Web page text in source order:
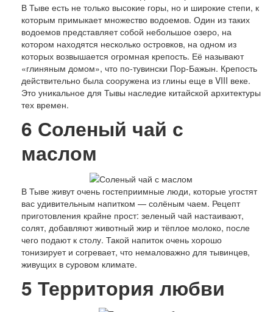
В Тыве есть не только высокие горы, но и широкие степи, к
которым примыкает множество водоемов. Один из таких
водоемов представляет собой небольшое озеро, на
котором находятся несколько островков, на одном из
которых возвышается огромная крепость. Её называют
«глиняным домом», что по-тувински Пор-Бажын. Крепость
действительно была сооружена из глины еще в VIII веке.
Это уникальное для Тывы наследие китайской архитектуры
тех времен.
6 Соленый чай с
маслом
В Тыве живут очень гостеприимные люди, которые угостят
вас удивительным напитком — солёным чаем. Рецепт
приготовления крайне прост: зеленый чай настаивают,
солят, добавляют животный жир и тёплое молоко, после
чего подают к столу. Такой напиток очень хорошо
тонизирует и согревает, что немаловажно для тывинцев,
живущих в суровом климате.
5 Территория любви